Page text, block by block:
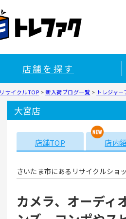
店舗を探す
リサイクルTOP >新入荷ブログ一覧 > トレジャ
大宮店
店舗TOP 店内
さいたま市にあるリサイクルショ
カメラ、オーディ